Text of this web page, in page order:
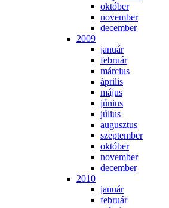
ok­tó­ber
no­vem­ber
de­cem­ber
2009
ja­nu­ár
feb­ru­ár
már­ci­us
áp­ri­lis
má­jus
jú­ni­us
jú­li­us
au­gusz­tus
szep­tem­ber
ok­tó­ber
no­vem­ber
de­cem­ber
2010
ja­nu­ár
feb­ru­ár